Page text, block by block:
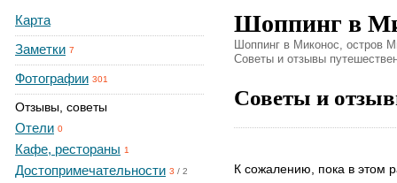
Карта
Заметки 7
Фотографии 301
Отзывы, советы
Отели 0
Кафе, рестораны 1
Достопримечательности 3 / 2
Шоппинг в
Шоппинг в Миконос, остров
Советы и отзывы
Советы и
К сожалению, пока в этом